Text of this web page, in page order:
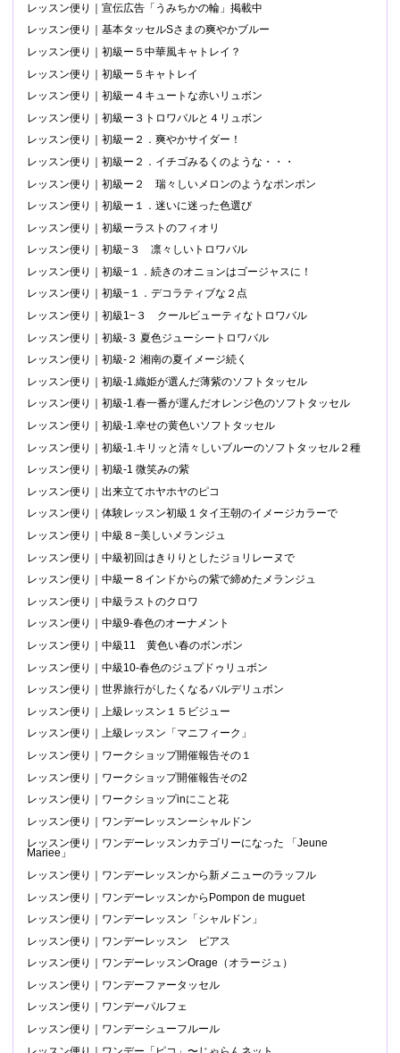
レッスン便り｜宣伝広告「うみちかの輪」掲載中
レッスン便り｜基本タッセルSさまの爽やかブルー
レッスン便り｜初級ー５中華風キャトレイ？
レッスン便り｜初級ー５キャトレイ
レッスン便り｜初級ー４キュートな赤いリュボン
レッスン便り｜初級ー３トロワバルと４リュボン
レッスン便り｜初級ー２．爽やかサイダー！
レッスン便り｜初級ー２．イチゴみるくのような・・・
レッスン便り｜初級ー２ 瑞々しいメロンのようなポンポン
レッスン便り｜初級ー１．迷いに迷った色選び
レッスン便り｜初級ーラストのフィオリ
レッスン便り｜初級−３ 凛々しいトロワバル
レッスン便り｜初級−１．続きのオニョンはゴージャスに！
レッスン便り｜初級−１．デコラティブな２点
レッスン便り｜初級1−３ クールビューティなトロワバル
レッスン便り｜初級-３ 夏色ジューシートロワバル
レッスン便り｜初級-２ 湘南の夏イメージ続く
レッスン便り｜初級-1.織姫が選んだ薄紫のソフトタッセル
レッスン便り｜初級-1.春一番が運んだオレンジ色のソフトタッセル
レッスン便り｜初級-1.幸せの黄色いソフトタッセル
レッスン便り｜初級-1.キリッと清々しいブルーのソフトタッセル２種
レッスン便り｜初級-1 微笑みの紫
レッスン便り｜出来立てホヤホヤのピコ
レッスン便り｜体験レッスン初級１タイ王朝のイメージカラーで
レッスン便り｜中級８−美しいメランジュ
レッスン便り｜中級初回はきりりとしたジョリレーヌで
レッスン便り｜中級ー８インドからの紫で締めたメランジュ
レッスン便り｜中級ラストのクロワ
レッスン便り｜中級9-春色のオーナメント
レッスン便り｜中級11 黄色い春のボンボン
レッスン便り｜中級10-春色のジュプドゥリュボン
レッスン便り｜世界旅行がしたくなるバルデリュボン
レッスン便り｜上級レッスン１５ビジュー
レッスン便り｜上級レッスン「マニフィーク」
レッスン便り｜ワークショップ開催報告その１
レッスン便り｜ワークショップ開催報告その2
レッスン便り｜ワークショップinにこと花
レッスン便り｜ワンデーレッスンーシャルドン
レッスン便り｜ワンデーレッスンカテゴリーになった 「Jeune
Mariee」
レッスン便り｜ワンデーレッスンから新メニューのラッフル
レッスン便り｜ワンデーレッスンからPompon de muguet
レッスン便り｜ワンデーレッスン「シャルドン」
レッスン便り｜ワンデーレッスン ピアス
レッスン便り｜ワンデーレッスンOrage（オラージュ）
レッスン便り｜ワンデーファータッセル
レッスン便り｜ワンデーパルフェ
レッスン便り｜ワンデーシューフルール